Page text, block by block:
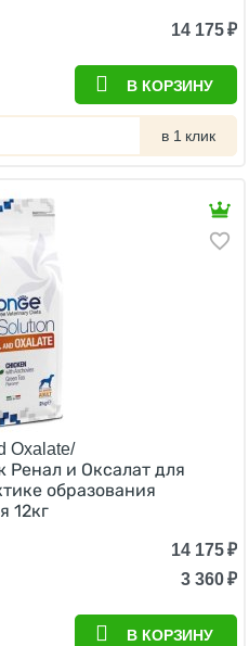
14 175₽
В КОРЗИНУ
в 1 клик
Oxalate/
и Оксалат для
образования
12кг
14 175₽
3 360₽
В КОРЗИНУ